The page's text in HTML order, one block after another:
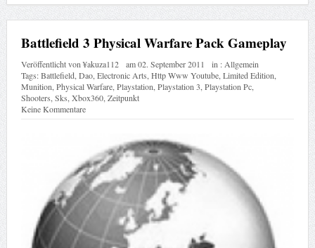
Battlefield 3 Physical Warfare Pack Gameplay
Veröffentlicht von¥akuza112 am02. September 2011 in :Allgemein
Tags:Battlefield,Dao,Electronic Arts,Http Www Youtube,Limited Edition,
Munition,Physical Warfare,Playstation,Playstation 3,Playstation Pc,
Shooters,Sks,Xbox360,Zeitpunkt
Keine Kommentare